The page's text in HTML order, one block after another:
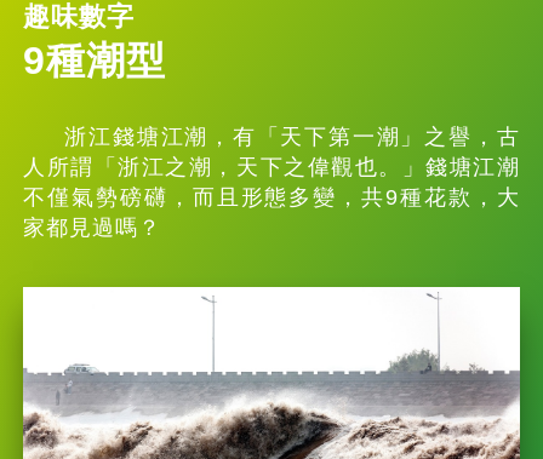
趣味數字
9種潮型
浙江錢塘江潮，有「天下第一潮」之譽，古
人所謂「浙江之潮，天下之偉觀也。」錢塘江潮
不僅氣勢磅礴，而且形態多變，共9種花款，大
家都見過嗎？